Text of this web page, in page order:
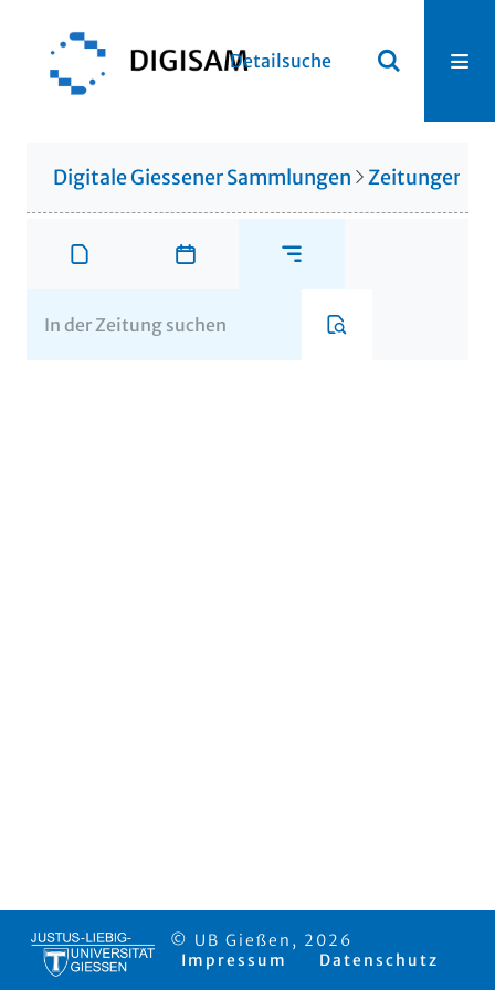
Detailsuche
Digitale Giessener Sammlungen Zeitungen
© UB Gießen, 2026
Impressum
Datenschutz